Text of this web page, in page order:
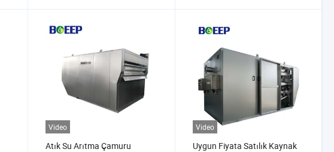
Video
Atık Su Arıtma Çamuru
Video
Uygun Fiyata Satılık Kaynak